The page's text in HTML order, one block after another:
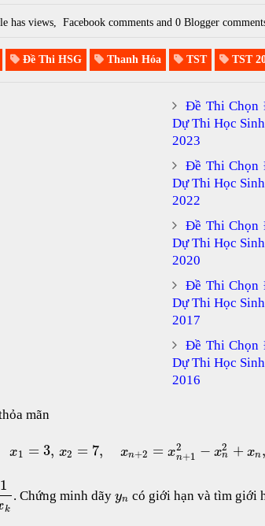
hasviews, Facebook comments and 0 Blogger
Đề Thi HSG Thanh Hóa TST TST
Đề Thi Chọn
Dự Thi Học
2023
Đề Thi Chọn
Dự Thi Học
2022
Đề Thi Chọn
Dự Thi Học
2020
Đề Thi Chọn
Dự Thi Học
2017
Đề Thi Chọn
Dự Thi Học
2016
mãn
x1 = 3, x2 = 7, xn+2 = x2
n+1 − x2
n + xn,
1
k
. Chứng minh dãyyn có giới hạn và tìm giới